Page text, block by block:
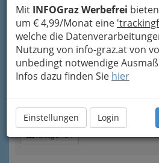
Mit INFOGraz Werbefrei
um € 4,99/Monat eine
welche die
Nutzung von info-graz.at von
unbedingt notwendige
Infos dazu finden Sie hier
Einstellungen Login
Karte & Routenplaner
Kategorien
Rosa Gröller
Karte & Routenplaner
Kategorien